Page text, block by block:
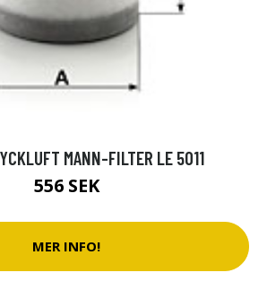
MANN-FILTER LE 5011
556 SEK
MER INFO!